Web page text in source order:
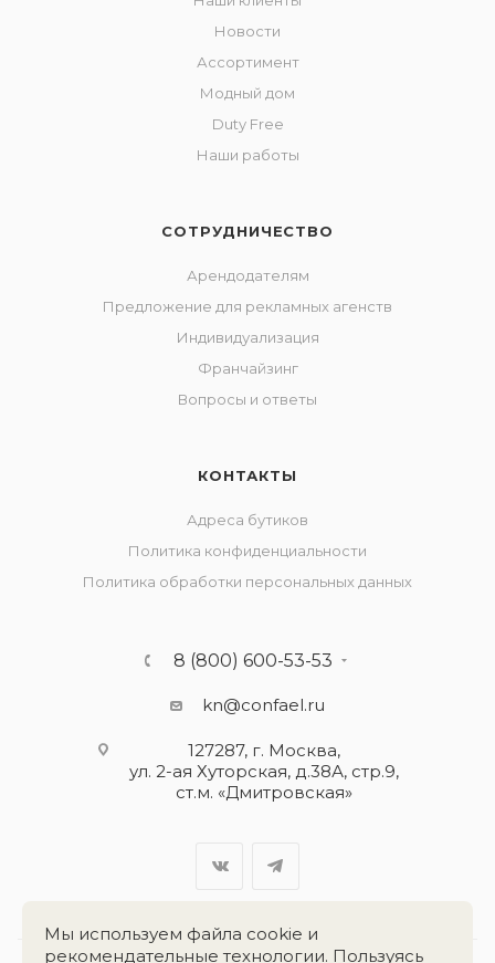
Новости
Ассортимент
Модный дом
Duty Free
Наши работы
СОТРУДНИЧЕСТВО
Арендодателям
Предложение для рекламных агенств
Индивидуализация
Франчайзинг
Вопросы и ответы
КОНТАКТЫ
Адреса бутиков
Политика конфиденциальности
Политика обработки персональных данных
8 (800) 600-53-53
kn@confael.ru
127287, г. Москва,
ул. 2-ая Хуторская, д.38А, стр.9,
ст.м. «Дмитровская»
Мы используем файла cookie и
рекомендательные технологии. Пользуясь